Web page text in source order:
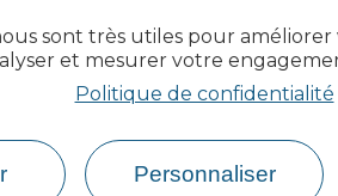
sont très utiles pour
et mesurer votre
Politique de confidentialité
Personnaliser
Comment venir ?